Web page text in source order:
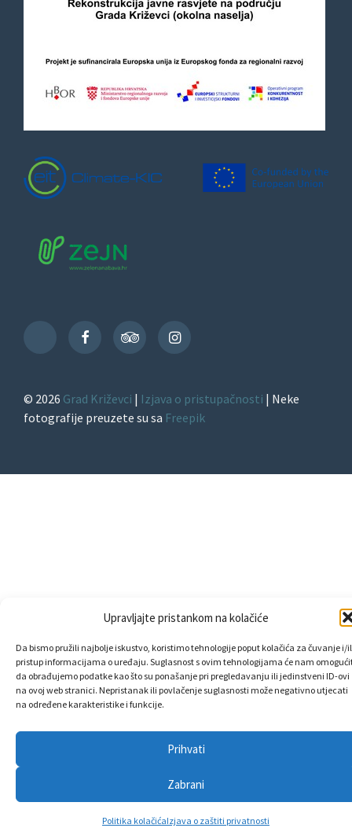
Upravljajte pristankom na kolačiće
Da bismo pružili najbolje iskustvo, koristimo tehnologije poput kolačića za čuvanje i/
pristup informacijama o uređaju. Suglasnost s ovim tehnologijama će nam
da obrađujemo podatke kao što su ponašanje pri pregledavanju ili jedinstveni ID-ovi
na ovoj web stranici. Nepristanak ili povlačenje suglasnosti može negativno utjecati
na određene karakteristike i funkcije.
Prihvati
Zabrani
Politika kolačićaIzjava o zaštiti privatnosti
TikTok
FacebookTripAdvisorInstagram
© 2026 Grad Križevci | Izjava o pristupačnosti | Neke
fotografije preuzete su sa Freepik